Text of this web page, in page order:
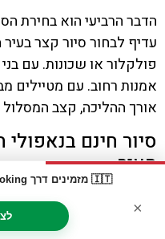
🇮🇹 מזמינים דרך Booking? קבלו
×
הדבר הרביעי הוא בחירת
עדיף לבחור סיור קצר
פולקלור או שכונות. עם
אמנות רחוב. עם מטיילים
אורך ההליכה, קצב המסלול
סיור חינם
העיר
משתלמת. זו הדרך הנכונה